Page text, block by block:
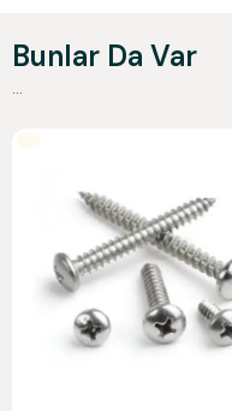
Bunlar Da Var
...